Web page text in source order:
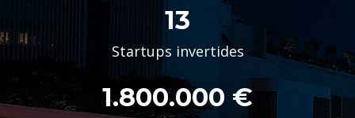
13
Startups invertides
1.800.000 €